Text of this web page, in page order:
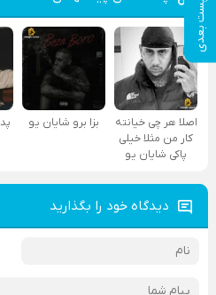
پست بعدی
اصلا هر چی خیانته
کار من مثلا خیلی
پاکی شایان یو
بزا برو شایان یو
دیدگاه خود را بگذارید